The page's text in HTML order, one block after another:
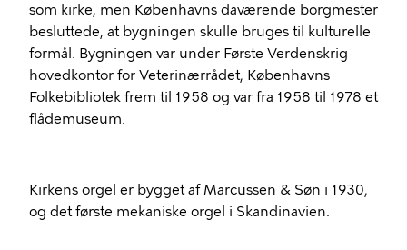
som kirke, men Københavns daværende borgmester
besluttede, at bygningen skulle bruges til kulturelle
formål. Bygningen var under Første Verdenskrig
hovedkontor for Veterinærrådet, Københavns
Folkebibliotek frem til 1958 og var fra 1958 til 1978 et
flådemuseum.
Kirkens orgel er bygget af Marcussen & Søn i 1930,
og det første mekaniske orgel i Skandinavien.